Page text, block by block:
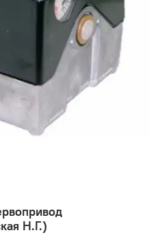
Н.Г.)